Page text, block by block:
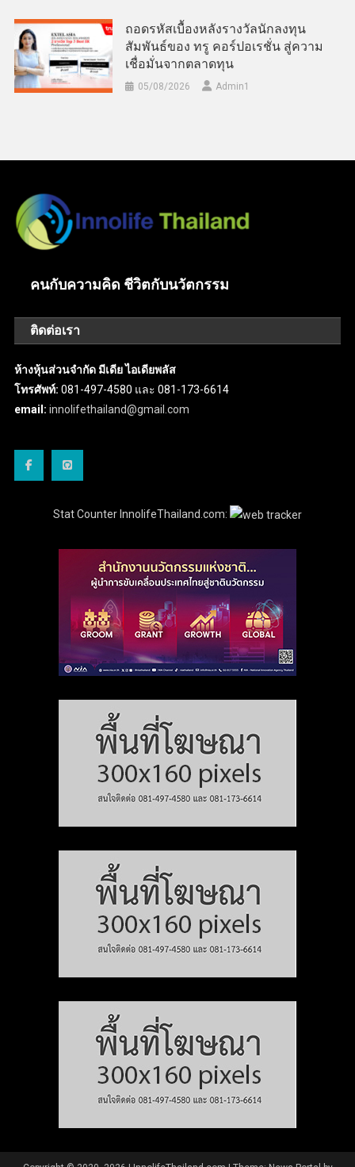
ถอดรหัสเบื้องหลังรางวัลนักลงทุน
สัมพันธ์ของ ทรู คอร์ปอเรชั่น สู่ความ
เชื่อมั่นจากตลาดทุน
05/08/2026 Admin​1
คนกับความคิด ชีวิตกับนวัตกรรม
ติดต่อเรา
ห้างหุ้นส่วนจำกัด มีเดีย ไอเดียพลัส
โทรศัพท์: 081-497-4580 และ 081-173-6614
email: innolifethailand@gmail.com
Stat Counter InnolifeThailand.com: